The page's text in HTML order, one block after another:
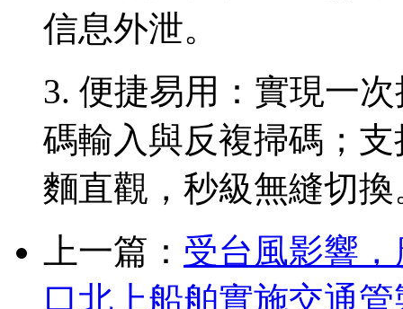
信息外泄。
3. 便捷易用：實現一
碼輸入與反複掃碼；
麵直觀，秒級無縫切換
上一篇： 受台風影響
口北上船舶實施交通管